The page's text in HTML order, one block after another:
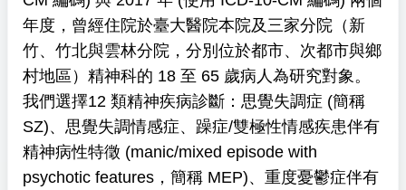
年度，曾經住院於臺大醫院本院及三家分院（新
竹、竹北與雲林分院，分別位於都市、次都市與鄉
村地區）精神科的 18 至 65 歲病人為研究對象。
我們選擇12 類精神疾病診斷：思覺失調症 (簡稱
SZ)、思覺失調情感症、躁症/雙極性情感疾患伴有
精神病性特徵 (manic/mixed episode with
psychotic features，簡稱 MEP)、重度憂鬱症伴有